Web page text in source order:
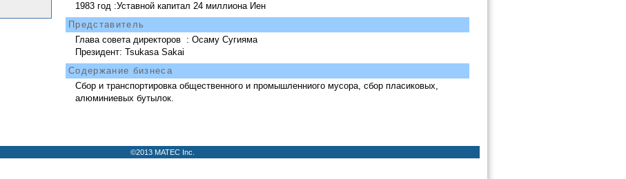
1983 год :Уставной капитал 24 миллиона Иен
Представитель
Глава совета директоров : Осаму Сугияма
Президент: Tsukasa Sakai
Содержание бизнеса
Сбор и транспортировка общественного и промышленниого мусора, сбор пласиковых,
алюминиевых бутылок.
©2013 MATEC Inc.